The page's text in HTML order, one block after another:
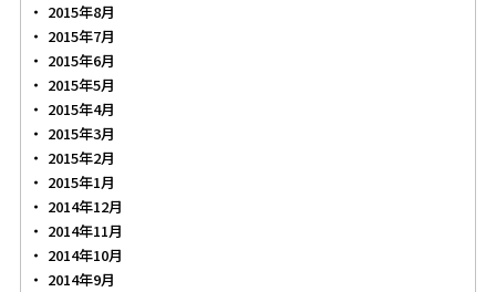
2015年8月
2015年7月
2015年6月
2015年5月
2015年4月
2015年3月
2015年2月
2015年1月
2014年12月
2014年11月
2014年10月
2014年9月